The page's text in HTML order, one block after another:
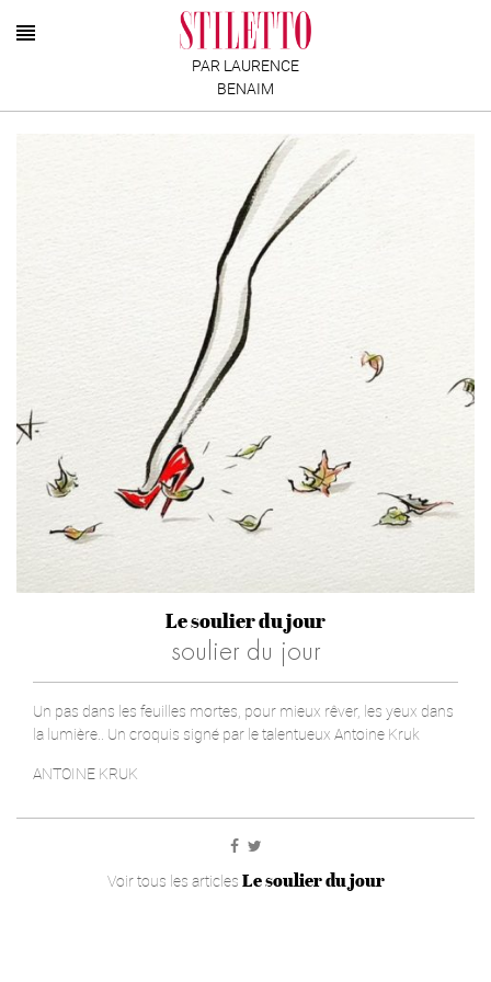
PAR LAURENCE
BENAIM
Le soulier du jour
soulier du jour
Un pas dans les feuilles mortes, pour mieux rêver, les yeux dans
la lumière.. Un croquis signé par le talentueux Antoine Kruk
ANTOINE KRUK
Voir tous les articles Le soulier du jour